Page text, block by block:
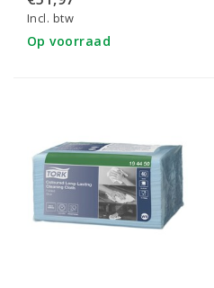
300 mtr x 20 cm pak à
6 rol (120155)
Incl. btw
Op voorraad